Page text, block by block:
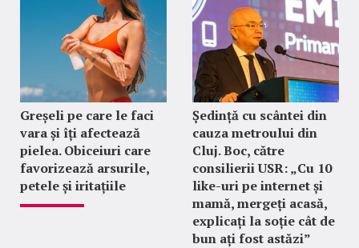
Greșeli pe care le faci
vara și îți afectează
pielea. Obiceiuri care
favorizează arsurile,
petele și iritațiile
Ședință cu scântei din
cauza metroului din
Cluj. Boc, către
consilierii USR: „Cu 10
like-uri pe internet și
mamă, mergeți acasă,
explicați la soție cât de
bun ați fost astăzi”